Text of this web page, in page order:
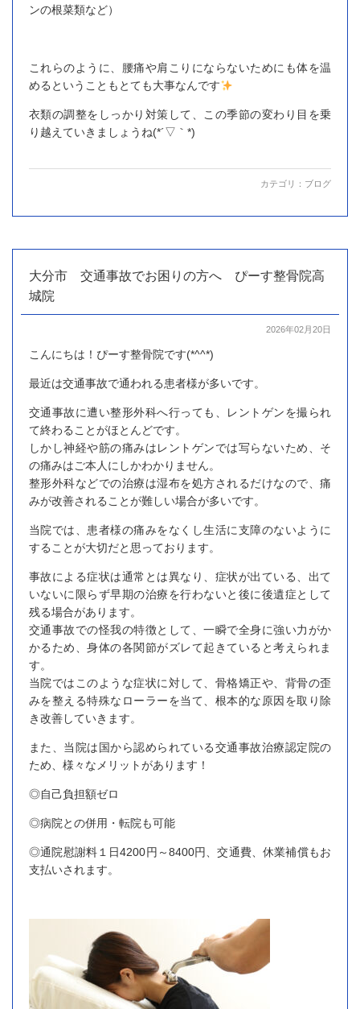
ンの根菜類など）
これらのように、腰痛や肩こりにならないためにも体を温
めるということもとても大事なんです
衣類の調整をしっかり対策して、この季節の変わり目を乗
り越えていきましょうね(*´▽｀*)
カテゴリ： ブログ
大分市 交通事故でお困りの方へ ぴーす整骨院高
城院
2026年02月20日
こんにちは！ぴーす整骨院です(*^^*)
最近は交通事故で通われる患者様が多いです。
交通事故に遭い整形外科へ行っても、レントゲンを撮られ
て終わることがほとんどです。
しかし神経や筋の痛みはレントゲンでは写らないため、そ
の痛みはご本人にしかわかりません。
整形外科などでの治療は湿布を処方されるだけなので、痛
みが改善されることが難しい場合が多いです。
当院では、患者様の痛みをなくし生活に支障のないように
することが大切だと思っております。
事故による症状は通常とは異なり、症状が出ている、出て
いないに限らず早期の治療を行わないと後に後遺症として
残る場合があります。
交通事故での怪我の特徴として、一瞬で全身に強い力がか
かるため、身体の各関節がズレて起きていると考えられま
す。
当院ではこのような症状に対して、骨格矯正や、背骨の歪
みを整える特殊なローラーを当て、根本的な原因を取り除
き改善していきます。
また、当院は国から認められている交通事故治療認定院の
ため、様々なメリットがあります！
◎自己負担額ゼロ
◎病院との併用・転院も可能
◎通院慰謝料１日4200円～8400円、交通費、休業補償もお
支払いされます。